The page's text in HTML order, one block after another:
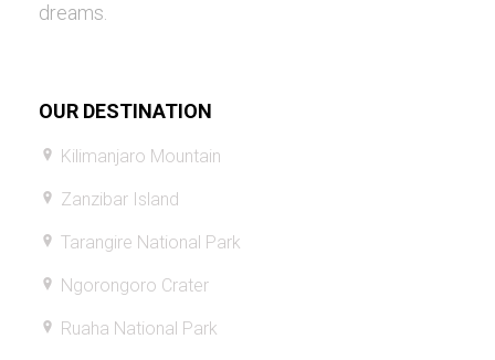
dreams.
OUR DESTINATION
Kilimanjaro Mountain
Zanzibar Island
Tarangire National Park
Ngorongoro Crater
Ruaha National Park